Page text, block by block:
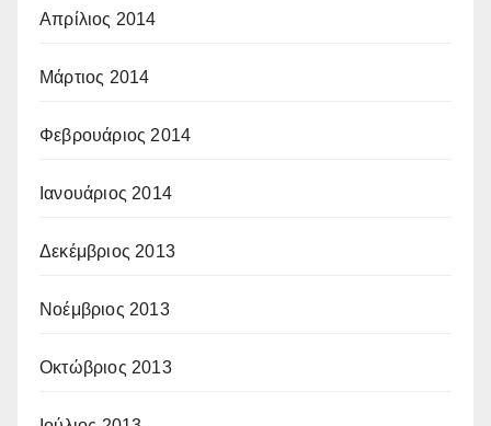
Απρίλιος 2014
Μάρτιος 2014
Φεβρουάριος 2014
Ιανουάριος 2014
Δεκέμβριος 2013
Νοέμβριος 2013
Οκτώβριος 2013